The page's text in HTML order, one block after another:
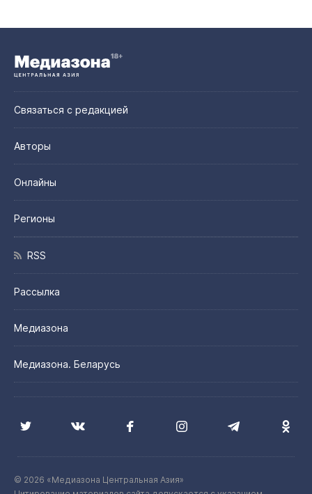
Связаться с редакцией
Авторы
Онлайны
Регионы
RSS
Рассылка
Медиазона
Медиазона. Беларусь
© 2026 «Медиазона Центральная Азия»